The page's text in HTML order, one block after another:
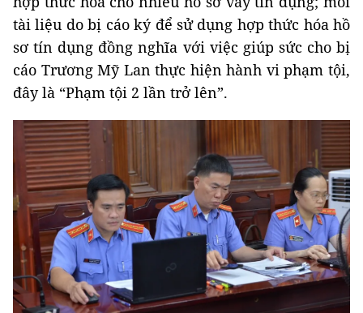
tài liệu do bị cáo ký để sử dụng hợp thức hóa hồ
sơ tín dụng đồng nghĩa với việc giúp sức cho bị
cáo Trương Mỹ Lan thực hiện hành vi phạm tội,
đây là “Phạm tội 2 lần trở lên”.